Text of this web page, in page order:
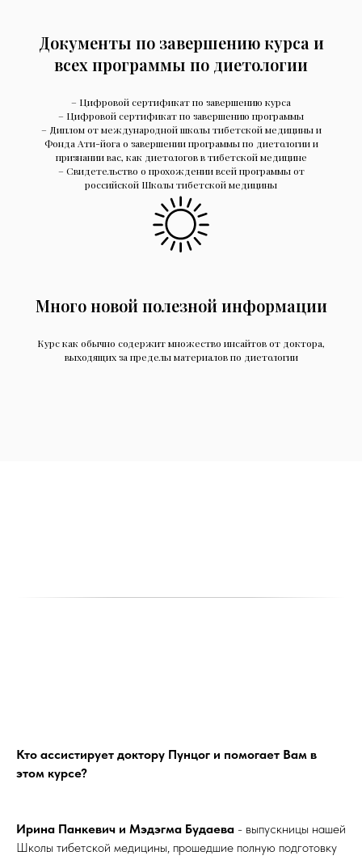
Документы по завершению курса и
всех программы по диетологии
– Цифровой сертификат по завершению курса
– Цифровой сертификат по завершению программы
– Диплом от международной школы тибетской медицины и
Фонда Ати-йога о завершении программы по диетологии и
признании вас, как диетологов в тибетской медицине
– Свидетельство о прохождении всей программы от
российской Школы тибетской медицины
Много новой полезной информации
Курс как обычно содержит множество инсайтов от доктора,
выходящих за пределы материалов по диетологии
Кто ассистирует доктору Пунцог и помогает Вам в
этом курсе?
Ирина Панкевич и Мэдэгма Будаева - выпускницы нашей
Школы тибетской медицины, прошедшие полную подготовку